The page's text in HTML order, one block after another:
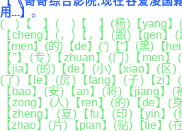
用...】 。
( )【 】( )【 】(杨)【yang】(
【cheng】(，)【，】(跟)【gen
【men】(的)【de】(“)【“】(黑)【
【”】(专)【zhuan】(门)【men
【jia】(的)【de】(小)【xiao】(区)
(了)【le】(房)【fang】(子)【zi
【bao】(安)【an】(将)【jiang】
【zong】(人)【ren】(的)【de】(
【zheng】(复)【fu】(印)【yin】
【zhao】(片)【pian】(贴)【tie】(